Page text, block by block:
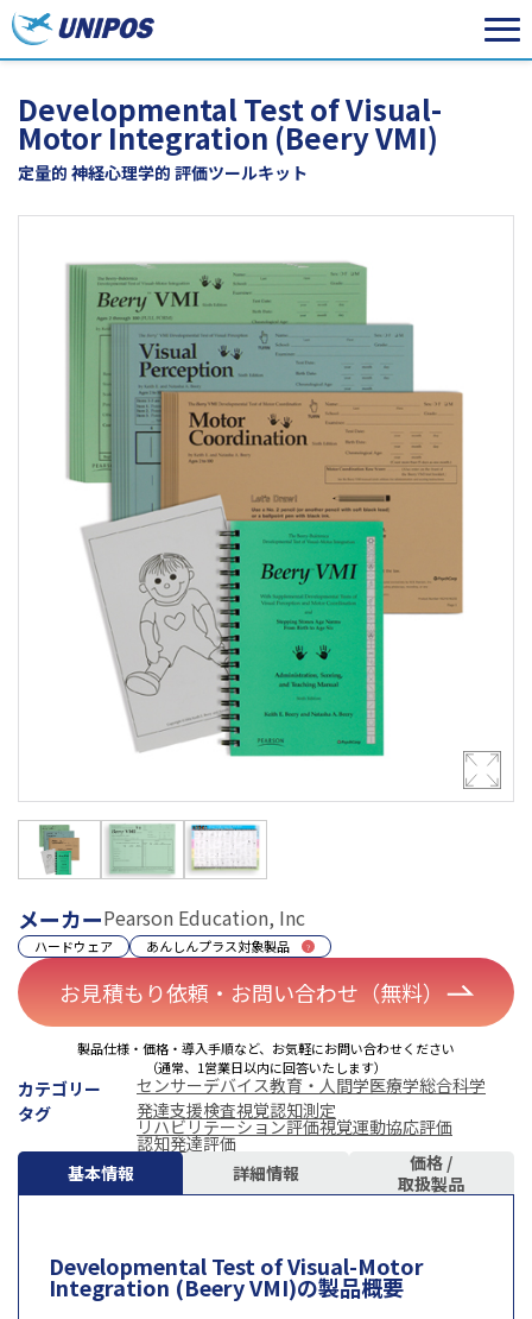
Developmental Test of Visual-
Motor Integration (Beery VMI)
定量的 神経心理学的 評価ツールキット
メーカーPearson Education, Inc
ハードウェア あんしんプラス対象製品
お見積もり依頼・お問い合わせ（無料）
製品仕様・価格・導入手順など、お気軽にお問い合わせください
（通常、1営業日以内に回答いたします）
カテゴリー センサーデバイス教育・人間学医療学総合科学
タグ
発達支援検査視覚認知測定
リハビリテーション評価視覚運動協応評価
認知発達評価
基本情報
詳細情報
価格 /
取扱製品
Developmental Test of Visual-Motor
Integration (Beery VMI)の製品概要